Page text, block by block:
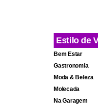
Estilo de
Bem Estar
Gastronomia
Moda & Beleza
Molecada
Na Garagem